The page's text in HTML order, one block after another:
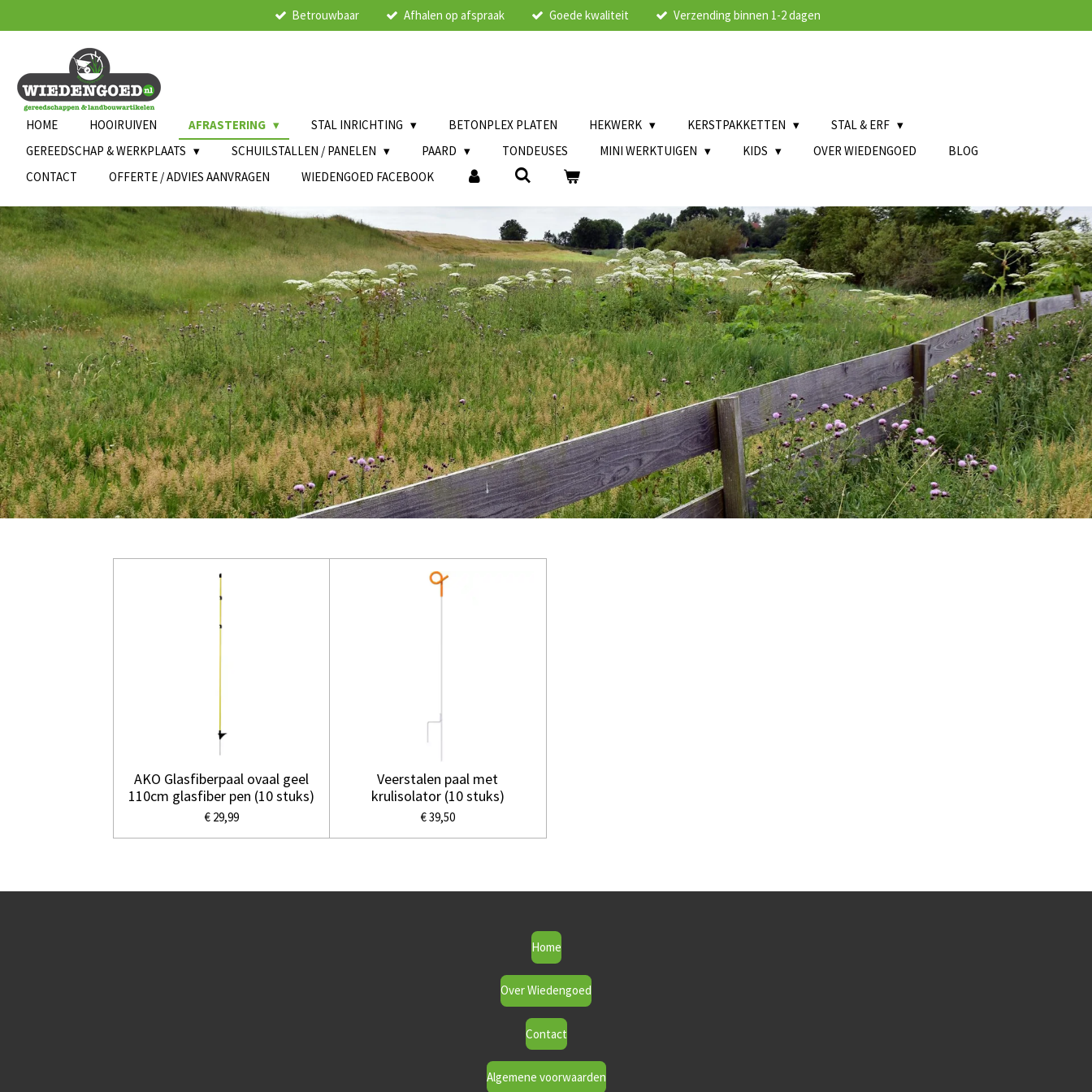
direct
hoofdinhoud
Betrouwbaar Afhalen op afspraak Goede kwaliteit Verzending binnen 1-2 dagen
HOME HOOIRUIVEN AFRASTERING STAL INRICHTING BETONPLEX PLATEN HEKWERK KERSTPAKKETTEN
STAL & ERF
GEREEDSCHAP & WERKPLAATS
SCHUILSTALLEN / PANELEN PAARD TONDEUSES MINI WERKTUIGEN KIDS OVER WIEDENGOED
BLOG
CONTACT
OFFERTE / ADVIES AANVRAGEN WIEDENGOED FACEBOOK
AKO Glasfiberpaal ovaal geel
110cm glasfiber pen (10 stuks)
€ 29,99
Veerstalen paal met
krulisolator (10 stuks)
€ 39,50
Home
Over Wiedengoed
Contact
Algemene voorwaarden